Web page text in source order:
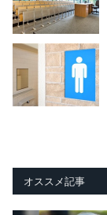
オススメ記事